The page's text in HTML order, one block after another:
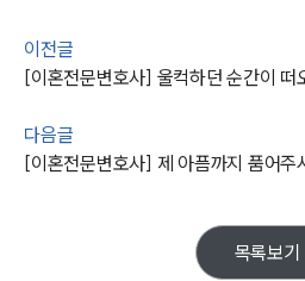
부소개
글로벌 파트너
AI대륜
이전글
[이혼전문변호사] 울컥하던 순간이 떠
다음글
[이혼전문변호사] 제 아픔까지 품어주
목록보기